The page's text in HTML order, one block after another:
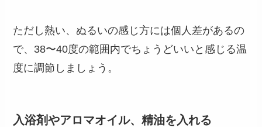
ただし熱い、ぬるいの感じ方には個人差があるの
で、38〜40度の範囲内でちょうどいいと感じる温
度に調節しましょう。
入浴剤やアロマオイル、精油を入れる